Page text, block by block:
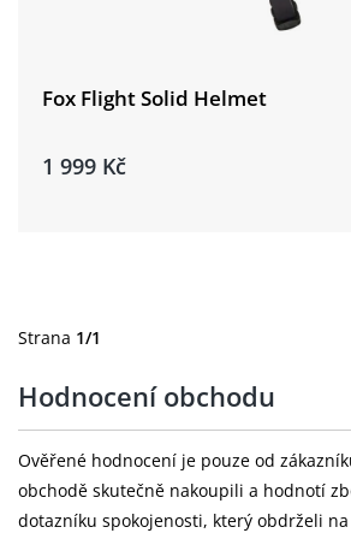
Fox Flight Solid Helmet
1 999 Kč
Strana 1/1
Hodnocení obchodu
Ověřené hodnocení je pouze od
obchodě skutečně nakoupili a hodnotí
dotazníku spokojenosti, který obdrželi